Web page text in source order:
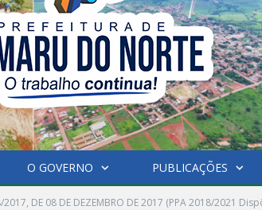
O GOVERNO PUBLICAÇÕES
2017, DE 08 DE DEZEMBRO DE 2017 (PPA 2018/2021